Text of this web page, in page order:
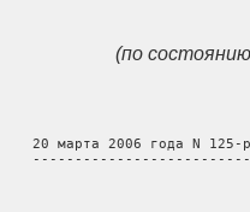
(по
20 марта 2006 года N 125-